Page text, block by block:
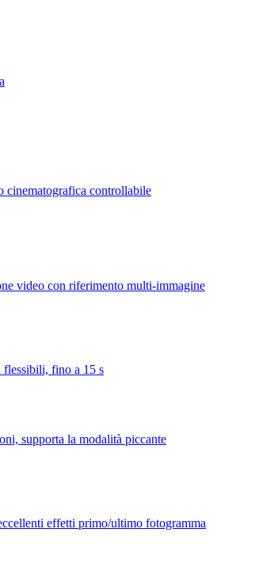
cinematografica controllabile
video con riferimento multi-immagine
fino a 15 s
supporta la modalità piccante
effetti primo/ultimo fotogramma